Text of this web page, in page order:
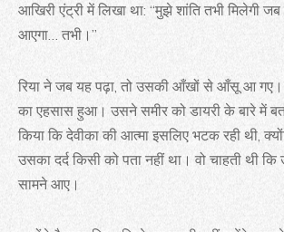
आखिरी एंट्री में लिखा था: “मुझे शांति तभी मिलेगी
आएगा… तभी।”
रिया ने जब यह पढ़ा, तो उसकी आँखों से आँसू आ गए।
का एहसास हुआ। उसने समीर को डायरी के बारे में
किया कि देवीका की आत्मा इसलिए भटक रही थी,
उसका दर्द किसी को पता नहीं था। वो चाहती थी
सामने आए।